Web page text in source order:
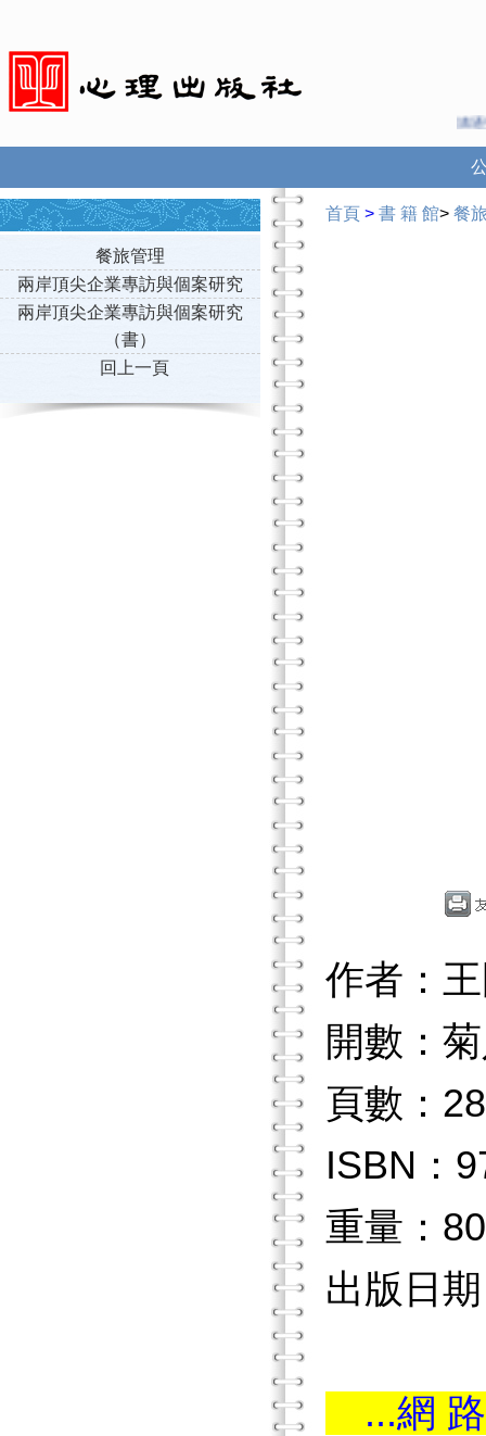
溝通更
餐旅管理
兩岸頂尖企業專訪與個案研究
兩岸頂尖企業專訪與個案研究
（書）
回上一頁
首頁 > 書 籍 館> 餐
作者：
開數：
頁數：28
ISBN：
重量：80
出版日
...網